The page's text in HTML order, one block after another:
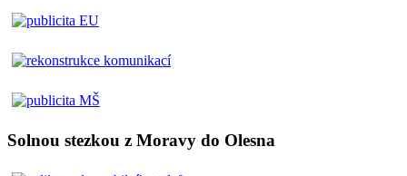
Solnou stezkou z Moravy do Olesna